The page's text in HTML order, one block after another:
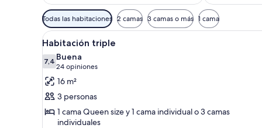
Filtros
disponibles
para
las
habitaciones
Todas las habitaciones 2 camas 3 camas o más 1 cama
Ver
todas
las
fotos
de
Habitación
triple
Habitación de hotel con dos
6
Habitación triple
7,47,4 de 10
Buena
24 opiniones
(24
opiniones)
16 m²
3 personas
1 cama Queen size y 1 cama individual o 3 camas
individuales